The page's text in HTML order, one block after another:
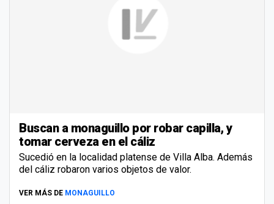
Buscan a monaguillo por robar capilla, y
tomar cerveza en el cáliz
Sucedió en la localidad platense de Villa Alba. Además
del cáliz robaron varios objetos de valor.
VER MÁS DE MONAGUILLO